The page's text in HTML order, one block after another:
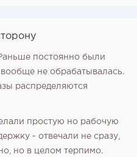
постоянно были
не обрабатывалась.
распределяются
простую но рабочую
- отвечали не сразу,
но в целом терпимо.